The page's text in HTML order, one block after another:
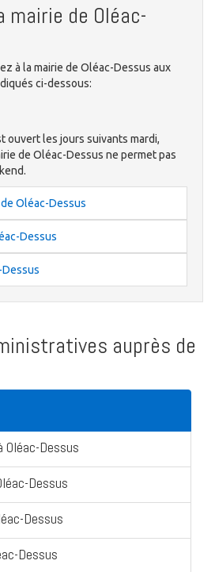
mairie de Oléac-
à la mairie de Oléac-Dessus aux
ci-dessous:
ouvert les jours suivants mardi,
de Oléac-Dessus ne permet pas
Oléac-Dessus
Dessus
auprès de
Oléac-Dessus
Dessus
Dessus
Dessus